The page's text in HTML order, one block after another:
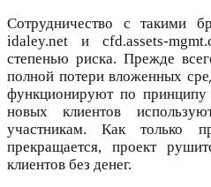
Сотрудничество с такими
idaley.net и cfd.assets-
степенью риска. Прежде
полной потери вложенных
функционируют по принципу
новых клиентов
участникам. Как только
прекращается, проект
клиентов без денег.